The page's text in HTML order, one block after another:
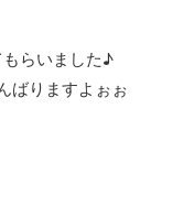
らいました♪
ばりますよぉぉ